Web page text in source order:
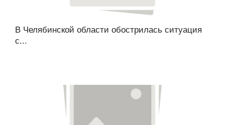
В Челябинской области обострилась ситуация
с...